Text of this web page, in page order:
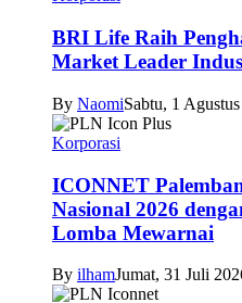
BRI Life Raih
Market Leader
By NaomiSabtu, 1
Korporasi
ICONNET
Nasional 2026
Lomba Mewarnai
By ilhamJumat, 31 Juli